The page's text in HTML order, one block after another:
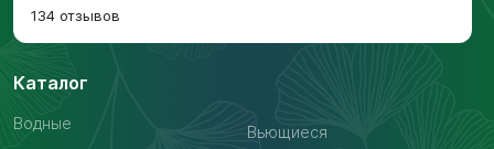
134 отзывов
Каталог
Водные
Вьющиеся